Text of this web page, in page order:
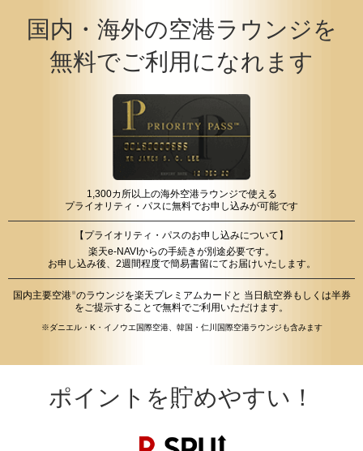
国内・海外の空港ラウンジを
無料でご利用になれます
1,300カ所以上の海外空港ラウンジで使える
プライオリティ・パスに無料でお申し込みが可能です
【プライオリティ・パスのお申し込みについて】
楽天e-NAVIからの手続きが別途必要です。
お申し込み後、2週間程度で簡易書留にてお届けいたします。
国内主要空港 ※のラウンジを楽天プレミアムカードと 当日航空券もしくは半券
をご提示することで無料でご利用いただけます。
※ダニエル・K・イノウエ国際空港、韓国・仁川国際空港ラウンジも含みます
ポイントを貯めやすい！